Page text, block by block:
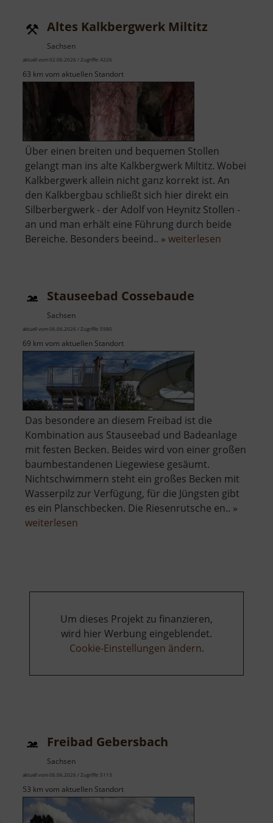
Altes Kalkbergwerk Miltitz
Sachsen
aktuell vom 02.06.2026 / Zugriffe: 4226
63 km vom aktuellen Standort
Über einen breiten und bequemen Stollen
gelangt man ins alte Kalkbergwerk Miltitz. Wobei
Kalkbergwerk allein nicht ganz korrekt ist. An
den Kalkbergbau schließt sich hier direkt ein
Silberbergwerk - der Adolf von Heynitz Stollen -
an und man erhält eine Führung durch beide
Bereiche. Besonders beeind.. » weiterlesen
Stauseebad Cossebaude
Sachsen
aktuell vom 06.06.2026 / Zugriffe: 5980
69 km vom aktuellen Standort
Das besondere an diesem Freibad ist die
Kombination aus Stauseebad und Badeanlage
mit festen Becken. Beides wird von einer großen
baumbestandenen Liegewiese gesäumt.
Nichtschwimmern steht ein großes Becken mit
Wasserpilz zur Verfügung, für die Jüngsten gibt
es ein Planschbecken. Die Riesenrutsche en.. »
weiterlesen
Um dieses Projekt zu finanzieren,
wird hier Werbung eingeblendet.
Cookie-Einstellungen ändern.
Freibad Gebersbach
Sachsen
aktuell vom 06.06.2026 / Zugriffe: 5113
53 km vom aktuellen Standort